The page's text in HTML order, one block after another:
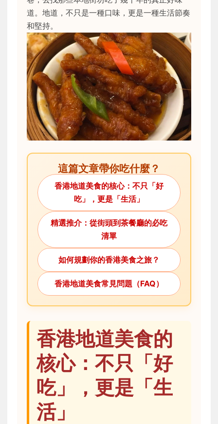
道。地道，不只是一種口味，更是一種生活節奏
和堅持。
這篇文章帶你吃什麼？
香港地道美食的核心：不只「好
吃」，更是「生活」
精選推介：從街頭到茶餐廳的必吃
清單
如何規劃你的香港美食之旅？
香港地道美食常見問題（FAQ）
香港地道美食的
核心：不只「好
吃」，更是「生
活」